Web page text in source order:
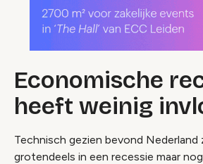
Economische
heeft weinig
Technisch gezien bevond Nederland
grotendeels in een recessie maar